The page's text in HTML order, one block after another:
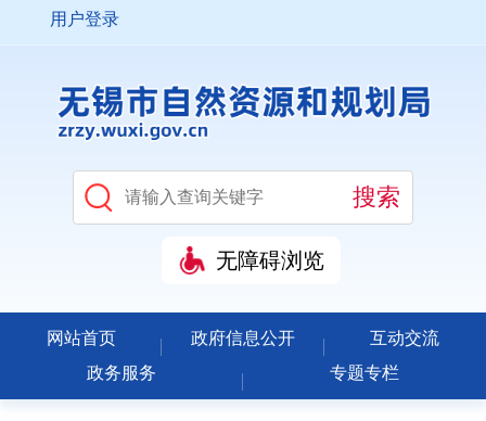
用户登录
无障碍浏览
网站首页 政府信息公开
互动交流
政务服务
专题专栏